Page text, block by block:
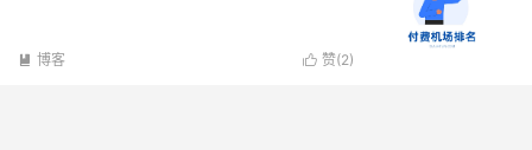
 赞(2)
 博客